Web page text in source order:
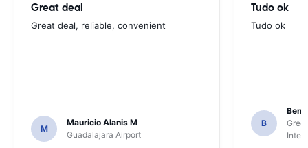
Great deal
Great deal, reliable, convenient
M
Mauricio Alanis M
Guadalajara Airport
Tudo ok
Tudo ok
B